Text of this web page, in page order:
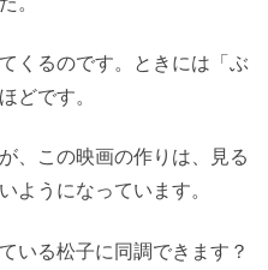
くるのです。ときには「ぶ
どです。
、この映画の作りは、見る
ようになっています。
いる松子に同調できます？